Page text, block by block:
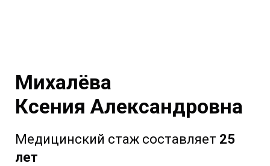
Михалёва
Ксения Александровна
Медицинский стаж составляет 25
лет